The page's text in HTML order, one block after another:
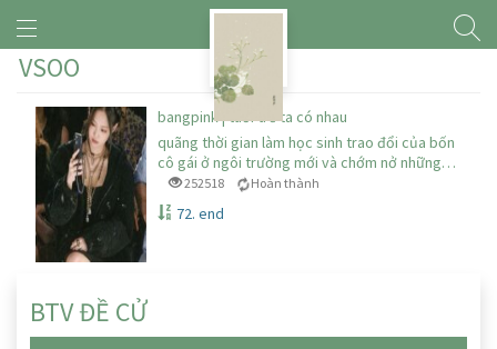
VSOO
bangpink | tuổi trẻ ta có nhau
quãng thời gian làm học sinh trao đổi của bốn
cô gái ở ngôi trường mới và chớm nở những…
252518 Hoàn thành
72. end
BTV ĐỀ CỬ